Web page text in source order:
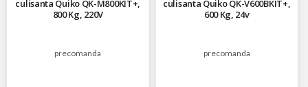
culisanta Quiko QK-M800KIT+,
800 Kg, 220V
precomanda
culisanta Quiko QK-V600BKIT+,
600 Kg, 24v
precomanda